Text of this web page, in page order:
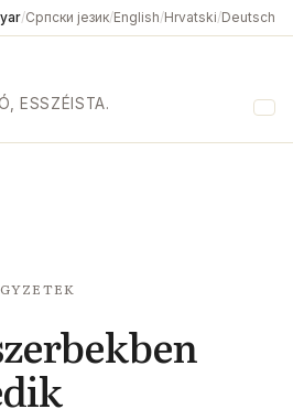
/Српски језик/English/Hrvatski/Deutsch
ESSZÉISTA.